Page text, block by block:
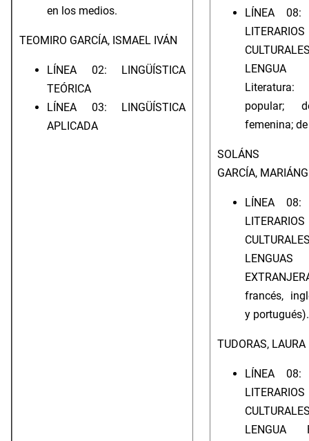
en los medios.
TEOMIRO GARCÍA, ISMAEL IVÁN
LÍNEA 02: LINGÜÍSTICA
TEÓRICA
LÍNEA 03: LINGÜÍSTICA
APLICADA
LÍNEA 08:
LENGUA
popular;
femenina;
SOLÁNS
GARCÍA,
LÍNEA 08:
LENGUAS
francés,
y portugués).
TUDORAS, LAURA
LÍNEA 08:
LENGUA